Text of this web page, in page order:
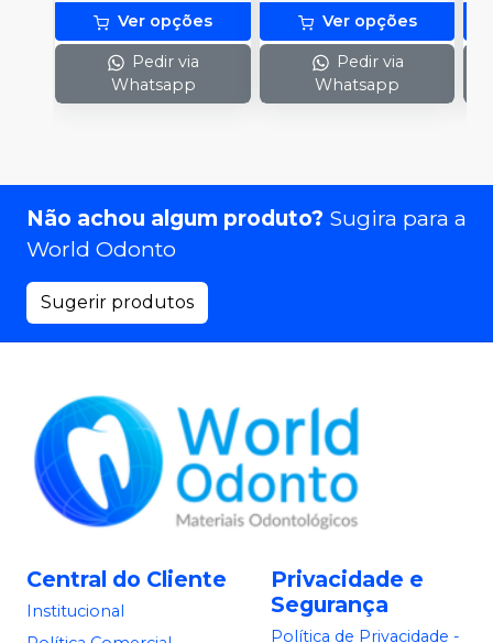
Ver opções
Pedir via
Whatsapp
Ver opções
Pedir via
Whatsapp
Não achou algum produto? Sugira para a
World Odonto
Sugerir produtos
Central do Cliente
Institucional
Privacidade e
Segurança
Política de Privacidade -